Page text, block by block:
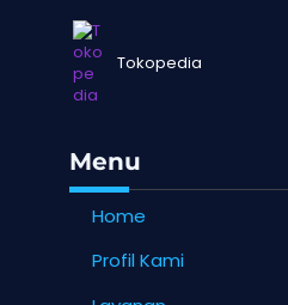
Tokopedia
Menu
Home
Profil Kami